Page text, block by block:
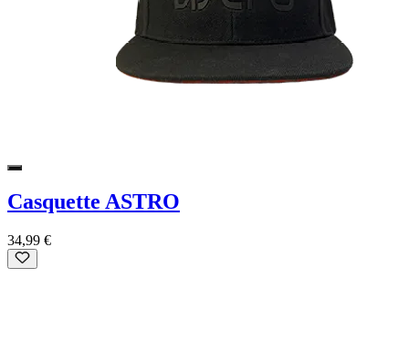
Casquette ASTRO
34,99 €